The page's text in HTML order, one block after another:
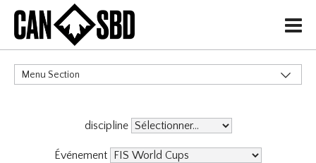
H
Menu Section
discipline
Événement